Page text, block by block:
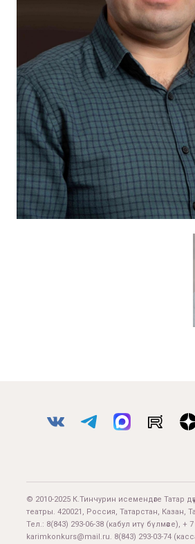
© 2010-2025 К.Тинчурин исемендәге Татар
театры. 420021, Россия, Татарстан, Казан,
Тел.: 8(843) 293-06-38 (кабул итү бүлмәсе), +
karimkonkurs@mail.ru. 8(843) 293-03-74